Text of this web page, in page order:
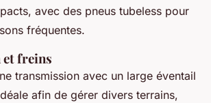
avec des pneus tubeless pour
fréquentes.
freins
transmission avec un large éventail
afin de gérer divers terrains,